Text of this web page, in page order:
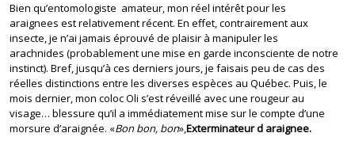
Bien qu’entomologiste amateur, mon réel intérêt pour les
araignees est relativement récent. En effet, contrairement aux
insecte, je n’ai jamais éprouvé de plaisir à manipuler les
arachnides (probablement une mise en garde inconsciente de notre
instinct). Bref, jusqu’à ces derniers jours, je faisais peu de cas des
réelles distinctions entre les diverses espèces au Québec. Puis, le
mois dernier, mon coloc Oli s’est réveillé avec une rougeur au
visage… blessure qu’il a immédiatement mise sur le compte d’une
morsure d’araignée. «Bon bon, bon»,Exterminateur d araignee.